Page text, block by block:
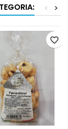
>
<
favorite_border